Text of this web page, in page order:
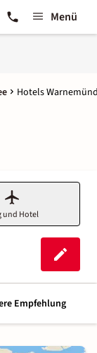
Menü
Hotels
und Hotel
Empfehlung